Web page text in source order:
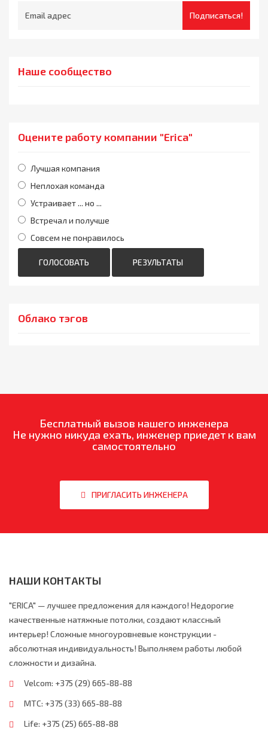
Подписаться!
Наше сообщество
Оцените работу компании "Erica"
Лучшая компания
Неплохая команда
Устраивает ... но ...
Встречал и получше
Совсем не понравилось
ГОЛОСОВАТЬ РЕЗУЛЬТАТЫ
Облако тэгов
Бесплатный вызов нашего инженера
Не нужно никуда ехать, инженер приедет к вам
самостоятельно
ПРИГЛАСИТЬ ИНЖЕНЕРА
НАШИ КОНТАКТЫ
"ERICA" — лучшее предложения для каждого! Недорогие
качественные натяжные потолки, создают классный
интерьер! Сложные многоуровневые конструкции -
абсолютная индивидуальность! Выполняем работы любой
сложности и дизайна.
Velcom: +375 (29) 665-88-88
МТС: +375 (33) 665-88-88
Life: +375 (25) 665-88-88